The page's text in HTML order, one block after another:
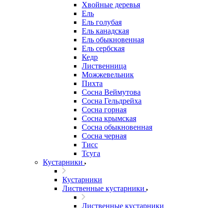
Хвойные деревья
Ель
Ель голубая
Ель канадская
Ель обыкновенная
Ель сербская
Кедр
Лиственница
Можжевельник
Пихта
Сосна Веймутова
Сосна Гельдрейха
Сосна горная
Сосна крымская
Сосна обыкновенная
Сосна черная
Тисс
Тсуга
Кустарники
Кустарники
Лиственные кустарники
Лиственные кустарники